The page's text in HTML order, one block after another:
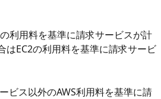
利用料を基準に請求サービスが計
はEC2の利用料を基準に請求サービ
ビス以外のAWS利用料を基準に請